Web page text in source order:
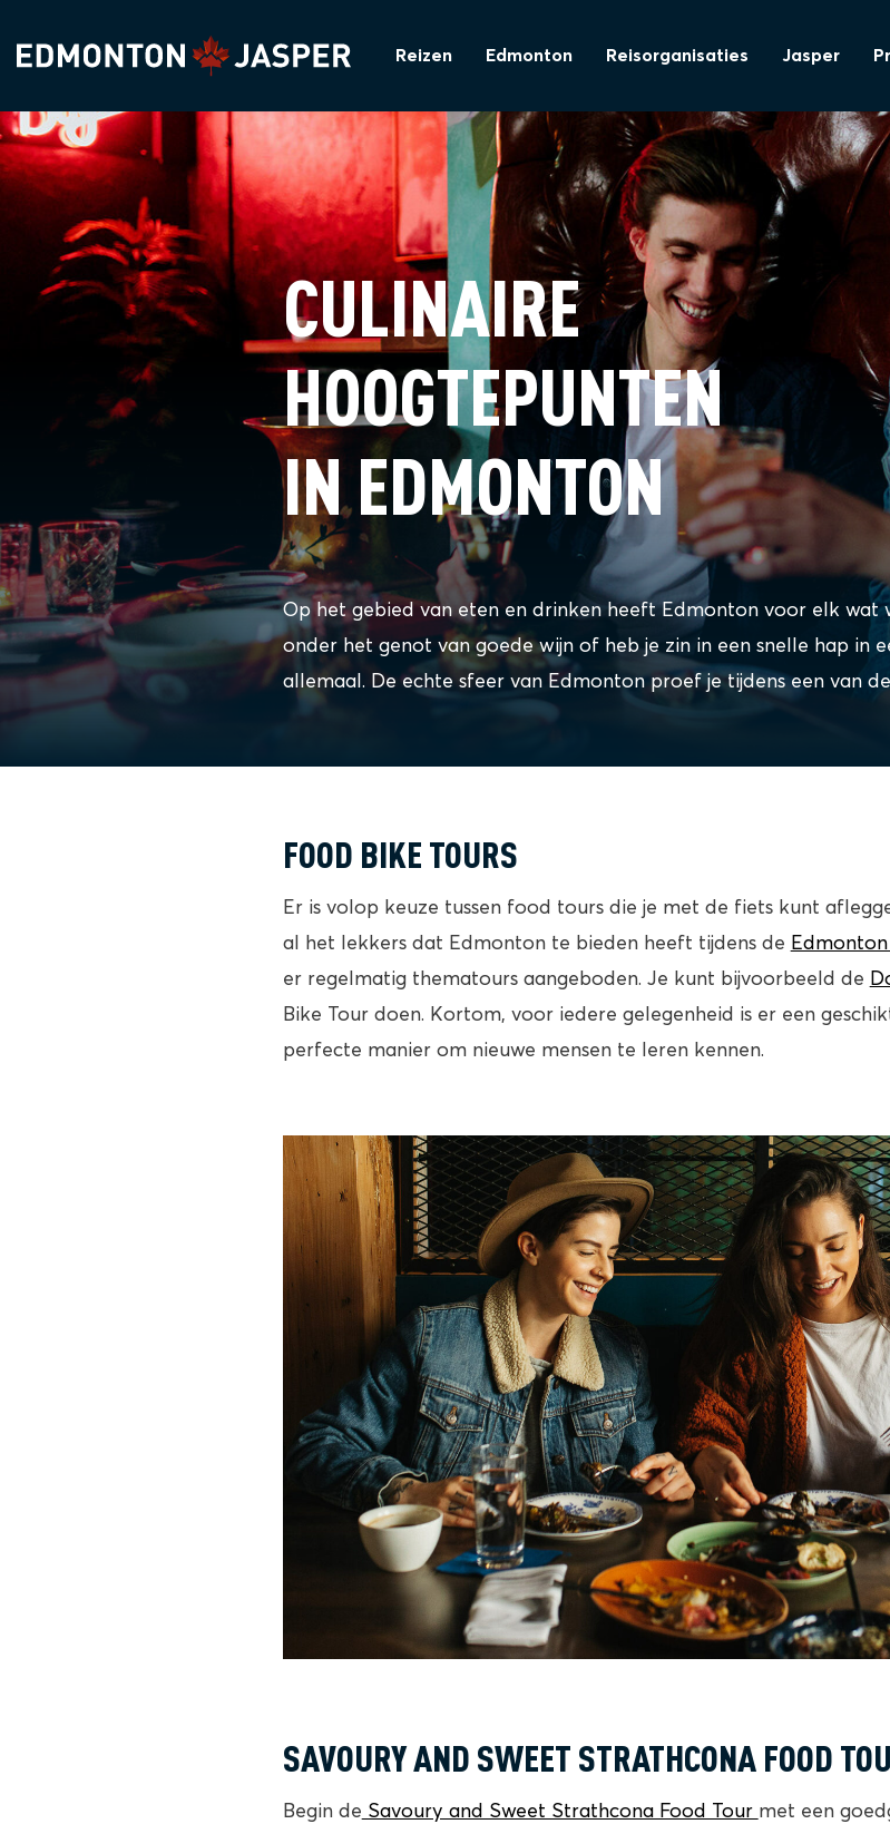
Reizen Edmonton Reisorganisaties Jasper
CULINAIRE
HOOGTEPUNTEN
IN EDMONTON
Op het gebied van eten en drinken heeft Edmonton voor elk wat
onder het genot van goede wijn of heb je zin in een snelle hap in
allemaal. De echte sfeer van Edmonton proef je tijdens een van
FOOD BIKE TOURS
Er is volop keuze tussen food tours die je met de fiets kunt
al het lekkers dat Edmonton te bieden heeft tijdens de
er regelmatig thematours aangeboden. Je kunt bijvoorbeeld de
Bike Tour doen. Kortom, voor iedere gelegenheid is er een
perfecte manier om nieuwe mensen te leren kennen.
SAVOURY AND SWEET STRATHCONA FOOD
Begin de Savoury and Sweet Strathcona Food Tour met een